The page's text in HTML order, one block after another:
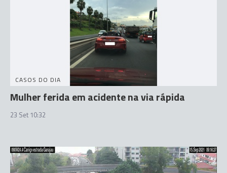
CASOS DO DIA
Mulher ferida em acidente na via rápida
23 Set 10:32